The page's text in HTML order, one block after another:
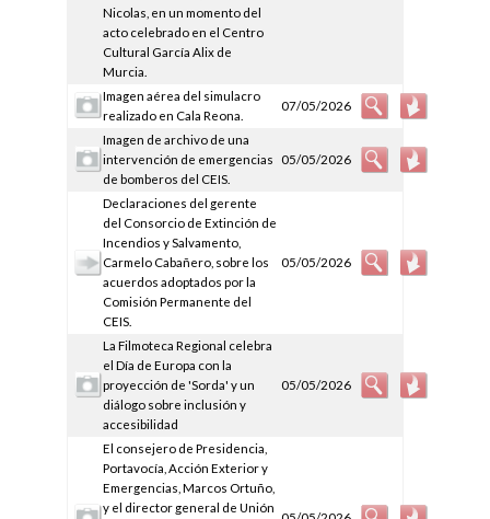
Nicolas, en un momento del
acto celebrado en el Centro
Cultural García Alix de
Murcia.
Imagen aérea del simulacro
realizado en Cala Reona.
07/05/2026
Imagen de archivo de una
intervención de emergencias
de bomberos del CEIS.
05/05/2026
Declaraciones del gerente
del Consorcio de Extinción de
Incendios y Salvamento,
Carmelo Cabañero, sobre los
acuerdos adoptados por la
Comisión Permanente del
CEIS.
05/05/2026
La Filmoteca Regional celebra
el Día de Europa con la
proyección de 'Sorda' y un
diálogo sobre inclusión y
accesibilidad
05/05/2026
El consejero de Presidencia,
Portavocía, Acción Exterior y
Emergencias, Marcos Ortuño,
y el director general de Unión